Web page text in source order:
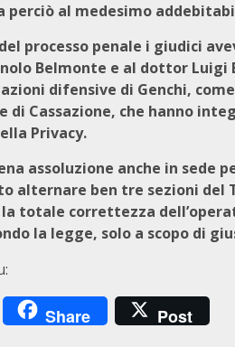
perciò al medesimo
processo penale i giudici
Belmonte e al dottor
difensive di Genchi,
di Cassazione, che hanno
Privacy.
assoluzione anche in sede
alternare ben tre sezioni del
totale correttezza
la legge, solo a scopo di
Twitter
Share Post